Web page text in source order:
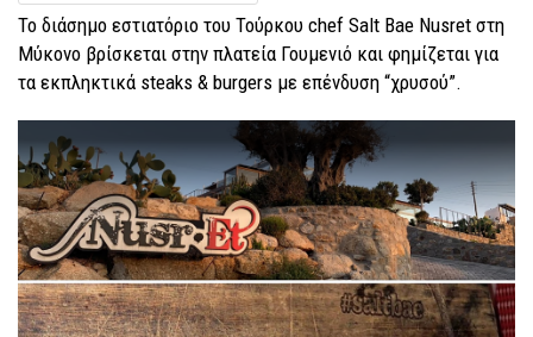
Το διάσημο εστιατόριο του Τούρκου chef Salt Bae Nusret στη
Μύκονο βρίσκεται στην πλατεία Γουμενιό και φημίζεται για
τα εκπληκτικά steaks & burgers με επένδυση “χρυσού”.